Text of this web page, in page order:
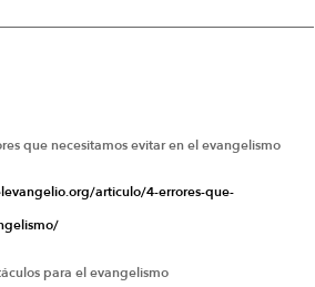
que necesitamos evitar en el evangelismo
articulo/4-errores-que-
para el evangelismo